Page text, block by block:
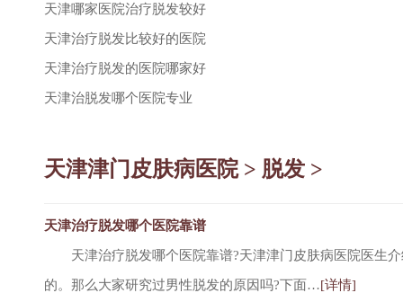
天津哪家医院治疗脱发较好
天津治疗脱发比较好的医院
天津治疗脱发的医院哪家好
天津治脱发哪个医院专业
天津津门皮肤病医院> 脱发 >
天津治疗脱发哪个医院靠谱
天津治疗脱发哪个医院靠谱?天津津门皮肤病医院医生介
的。那么大家研究过男性脱发的原因吗?下面…[详情]